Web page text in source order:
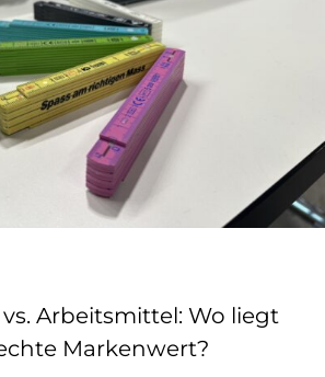
Arbeitsmittel: Wo liegt
Markenwert?
vs. Arbeitsmittel: Wo liegt
Markenwert?